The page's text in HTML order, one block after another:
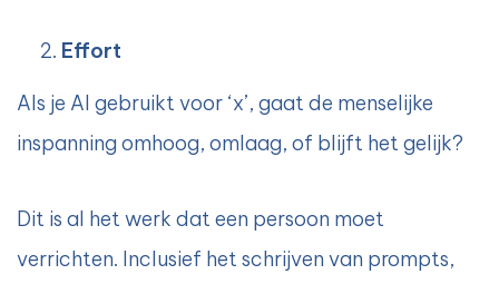
Effort
Als je AI gebruikt voor ‘x’, gaat de menselijke
inspanning omhoog, omlaag, of blijft het gelijk?
Dit is al het werk dat een persoon moet
verrichten. Inclusief het schrijven van prompts,